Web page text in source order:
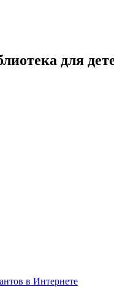
для
в Интернете